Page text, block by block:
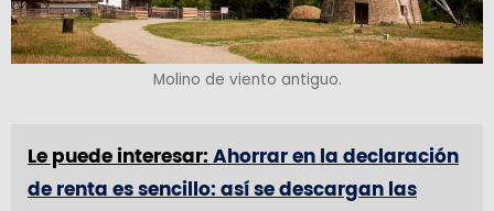
Molino de viento antiguo.
Le puede interesar: Ahorrar en la declaración
de renta es sencillo: así se descargan las